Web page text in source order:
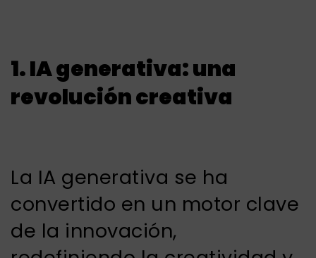
1. IA generativa: una
revolución creativa
La IA generativa se ha
convertido en un motor clave
de la innovación,